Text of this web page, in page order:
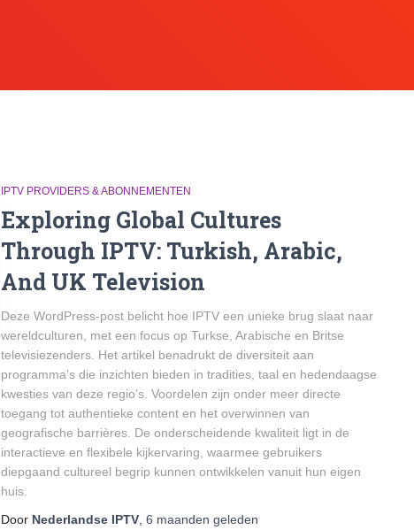
IPTV PROVIDERS & ABONNEMENTEN
Exploring Global Cultures
Through IPTV: Turkish, Arabic,
And UK Television
Deze WordPress-post belicht hoe IPTV een unieke brug slaat naar
wereldculturen, met een focus op Turkse, Arabische en Britse
televisiezenders. Het artikel benadrukt de diversiteit aan
programma’s die inzichten bieden in tradities, taal en hedendaagse
kwesties van deze regio’s. Voordelen zijn onder meer directe
toegang tot authentieke content en het overwinnen van
geografische barrières. De onderscheidende kwaliteit ligt in de
interactieve en flexibele kijkervaring, waarmee gebruikers
diepgaand cultureel begrip kunnen ontwikkelen vanuit hun eigen
huis.
Door Nederlandse IPTV 6 maanden geleden